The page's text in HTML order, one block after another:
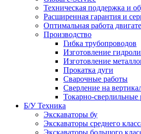
Техническая поддержка и
Расширенная гарантия и
Оптимальная работа
Производство
Гибка трубопроводов
Изготовление
Изготовление
Прокатка дуги
Сварочные работы
Сверление на
Токарно-
Б/У Техника
Экскаваторы бу
Экскаваторы среднего
Экскаваторы большого